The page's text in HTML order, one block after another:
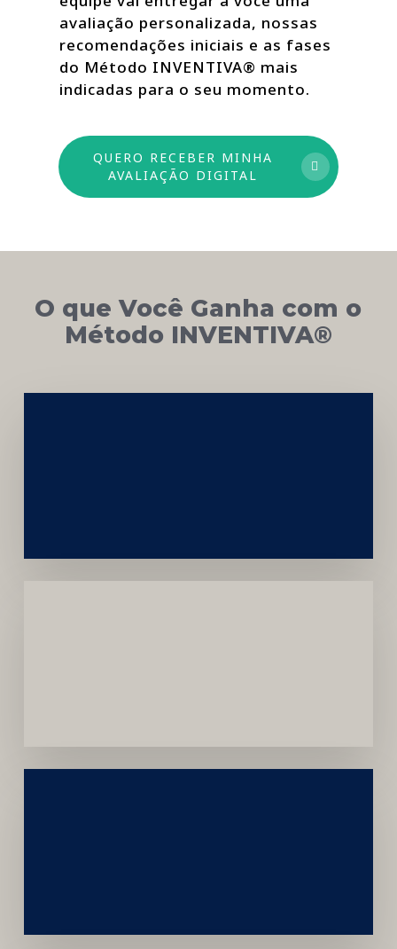
avaliação personalizada, nossas
recomendações iniciais e as fases
do Método INVENTIVA® mais
indicadas para o seu momento.
QUERO RECEBER MINHA
AVALIAÇÃO DIGITAL
O que Você Ganha com o
Método INVENTIVA®